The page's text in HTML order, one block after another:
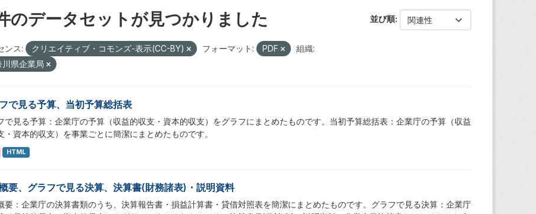
並び順
のデータセットが見つかりました
ンス: クリエイティブ・コモンズ-表示(CC-BY) フォーマット: PDF
組織:
川県企業局
で見る予算、当初予算総括表
で見る予算：企業庁の予算（収益的収支・資本的収支）をグラフにまとめたものです。当初予算総括表：企業庁の予算（収益
・資本的収支）を事業ごとに簡潔にまとめたものです。
HTML
要、グラフで見る決算、決算書(財務諸表)・説明資料
要：企業庁の決算書類のうち、決算報告書・損益計算書・貸借対照表を簡潔にまとめたものです。グラフで見る決算：企業庁